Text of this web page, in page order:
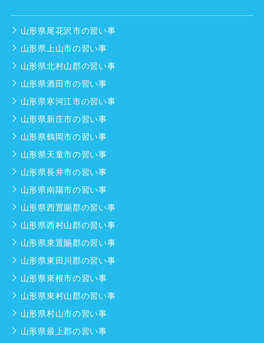
山形県尾花沢市の習い事
山形県上山市の習い事
山形県北村山郡の習い事
山形県酒田市の習い事
山形県寒河江市の習い事
山形県新庄市の習い事
山形県鶴岡市の習い事
山形県天童市の習い事
山形県長井市の習い事
山形県南陽市の習い事
山形県西置賜郡の習い事
山形県西村山郡の習い事
山形県東置賜郡の習い事
山形県東田川郡の習い事
山形県東根市の習い事
山形県東村山郡の習い事
山形県村山市の習い事
山形県最上郡の習い事